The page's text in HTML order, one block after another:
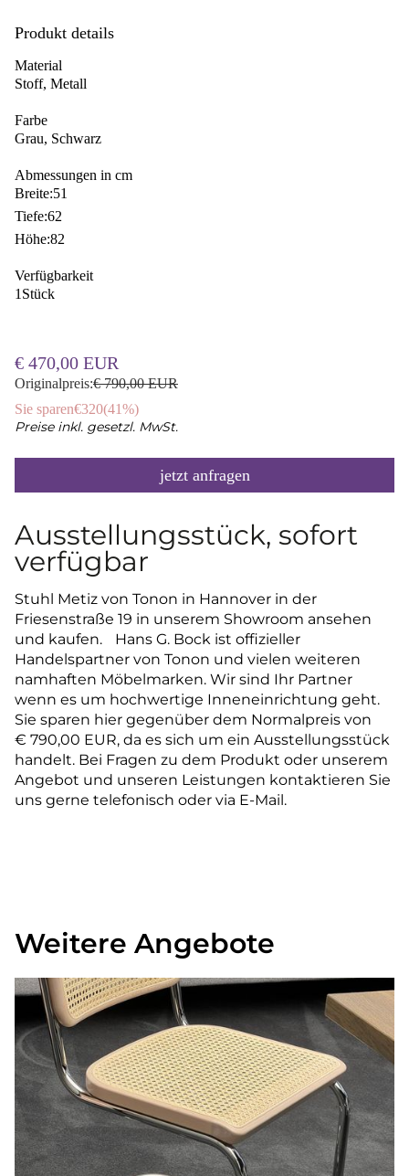
Produkt details
Material
Stoff, Metall
Farbe
Grau, Schwarz
Abmessungen in cm
Breite:51
Tiefe:62
Höhe:82
Verfügbarkeit
1Stück
€ 470,00 EUR
Originalpreis:€ 790,00 EUR
Sie sparen€320(41%)
Preise inkl. gesetzl. MwSt.
jetzt anfragen
Ausstellungsstück, sofort
verfügbar
Stuhl Metiz von Tonon in Hannover in der
Friesenstraße 19 in unserem Showroom ansehen
und kaufen. Hans G. Bock ist offizieller
Handelspartner von Tonon und vielen weiteren
namhaften Möbelmarken. Wir sind Ihr Partner
wenn es um hochwertige Inneneinrichtung geht.
Sie sparen hier gegenüber dem Normalpreis von
€ 790,00 EUR, da es sich um ein Ausstellungsstück
handelt. Bei Fragen zu dem Produkt oder unserem
Angebot und unseren Leistungen kontaktieren Sie
uns gerne telefonisch oder via E-Mail.
Weitere Angebote